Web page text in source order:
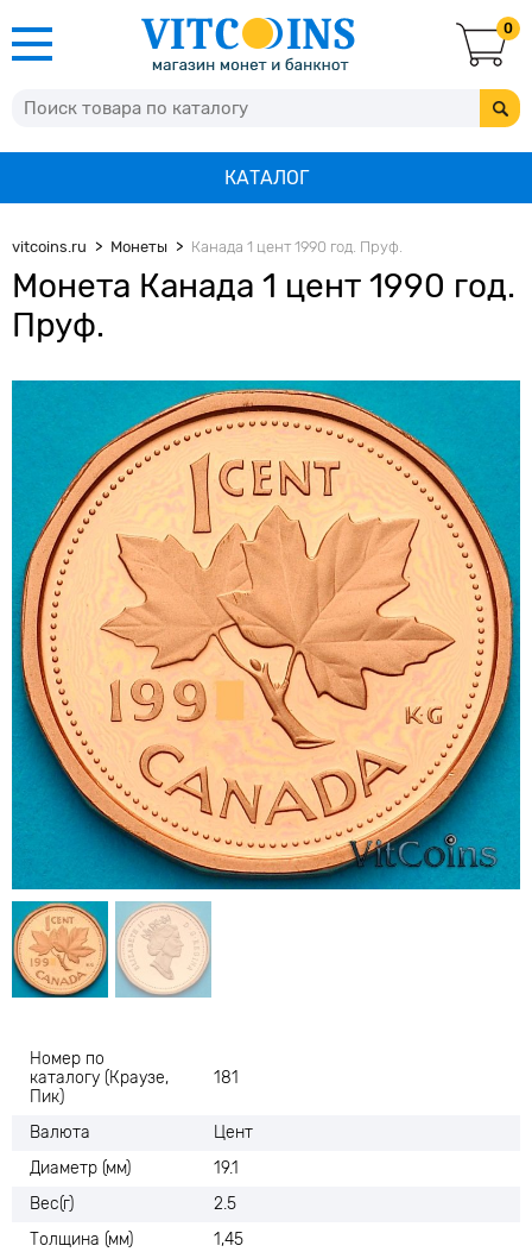
0
КАТАЛОГ
vitcoins.ru Монеты Канада 1 цент 1990 год. Пруф.
Монета Канада 1 цент 1990 год.
Пруф.
Номер по
каталогу (Краузе,
Пик)
181
Валюта
Цент
Диаметр (мм)
19.1
Вес(г)
2.5
Толщина (мм)
1,45